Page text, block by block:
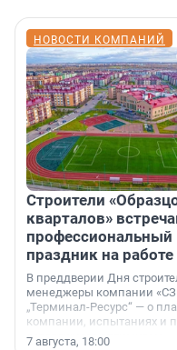
НОВОСТИ КОМПАНИЙ
Строители
кварталов»
профессиональный
праздник на работе
В преддверии Дня
менеджеры компании «СЗ
„Терминал-Ресурс“ — о
компании, испытаниях и
осторожного оптимизма.
7 августа, 18:00